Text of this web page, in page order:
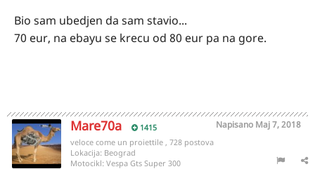
Bio sam ubedjen da sam stavio...
70 eur, na ebayu se krecu od 80 eur pa na gore.
Mare70a 1415 Napisano Maj 7, 2018
veloce come un proiettile , 728 postova
Lokacija: Beograd
Motocikl: Vespa Gts Super 300